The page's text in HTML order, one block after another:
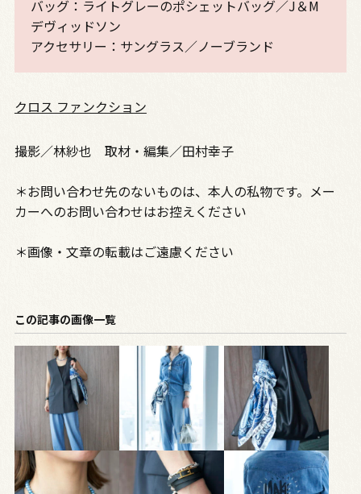
バッグ：ライトグレーのポシェットバッグ／J＆M
デヴィッドソン
アクセサリー：サングラス／ノーブランド
クロス ファンクション
撮影／林紗也 取材・編集／田村幸子
＊お問い合わせ先のないものは、本人の私物です。メー
カーへのお問い合わせはお控えください
＊画像・文章の転載はご遠慮ください
この記事の画像一覧